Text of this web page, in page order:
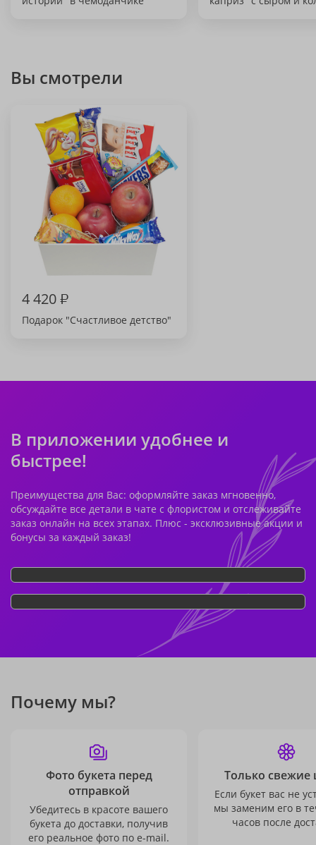
Вы смотрели
4 420₽
Подарок "Счастливое детство"
В приложении удобнее и
быстрее!
Преимущества для Вас: оформляйте заказ мгновенно,
обсуждайте все детали в чате с флористом и отслеживайте
заказ онлайн на всех этапах. Плюс - эксклюзивные акции и
бонусы за каждый заказ!
Почему мы?
Фото букета перед
отправкой
Убедитесь в красоте вашего
букета до доставки, получив
его реальное фото по e-mail.
Только свежие
Если букет вас не
мы заменим его в
часов после